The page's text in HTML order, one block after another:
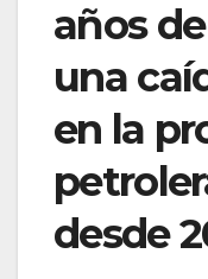
años
una
en la
desde